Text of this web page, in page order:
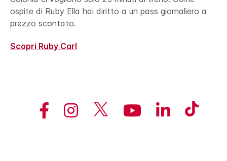
ospite di Ruby Ella hai diritto a un pass giornaliero a
prezzo scontato.
Scopri Ruby Carl